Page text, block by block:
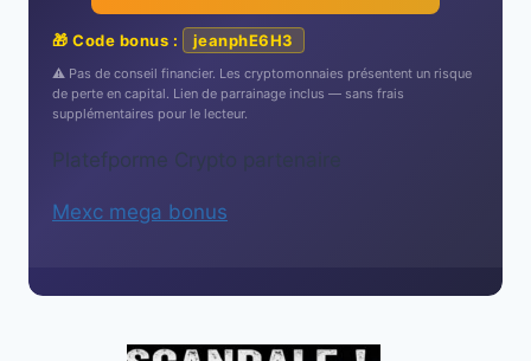
🎁 Code bonus : jeanphE6H3
⚠️ Pas de conseil financier. Les cryptomonnaies présentent un risque
de perte en capital. Lien de parrainage inclus — sans frais
supplémentaires pour le lecteur.
Platefporme Crypto partenaire
Mexc mega bonus